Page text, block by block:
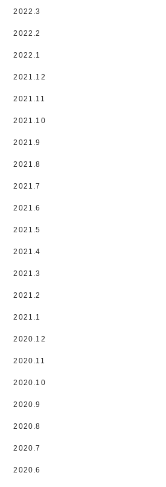
2022.3
2022.2
2022.1
2021.12
2021.11
2021.10
2021.9
2021.8
2021.7
2021.6
2021.5
2021.4
2021.3
2021.2
2021.1
2020.12
2020.11
2020.10
2020.9
2020.8
2020.7
2020.6